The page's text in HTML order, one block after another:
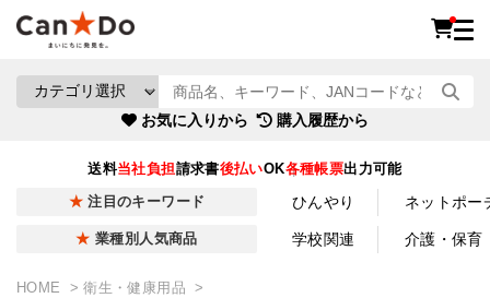
お気に入りから 購入履歴から
送料当社負担請求書後払いOK各種帳票出力可能
注目のキーワード ひんやり ネットポー
業種別人気商品 学校関連 介護・保育
HOME
衛生・健康用品